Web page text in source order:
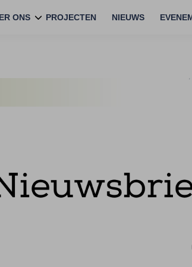
ONS PROJECTEN NIEUWS